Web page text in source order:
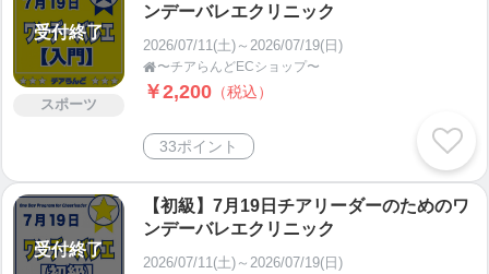
受付終了
スポーツ
ンデーバレエクリニック
2026/07/11(土)～2026/07/19(日)
〜チアらんどECショップ〜
￥2,200 （税込）
33ポイント
受付終了
【初級】7月19日チアリーダーのためのワ
ンデーバレエクリニック
2026/07/11(土)～2026/07/19(日)